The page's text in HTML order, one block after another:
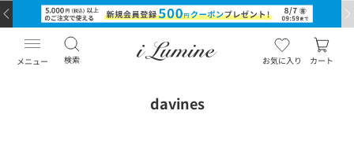
メニュー 検索 お気に入り カート
davines